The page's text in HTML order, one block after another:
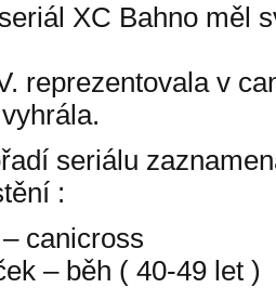
XC Bahno měl
reprezentovala v
seriálu
:
canicross
– běh ( 40-49 let )